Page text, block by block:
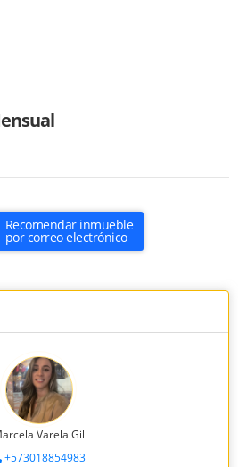
Recomendar inmueble
por correo electrónico
Varela Gil
+573018854983